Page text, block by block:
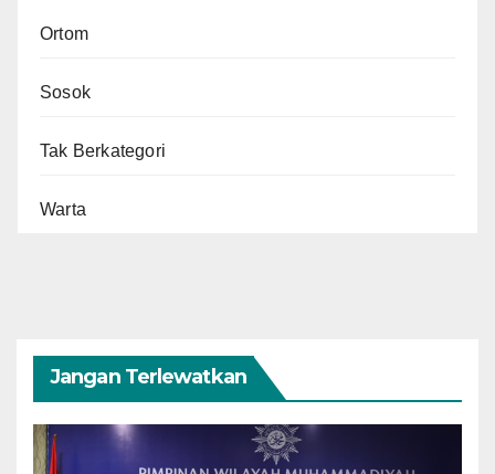
Ortom
Sosok
Tak Berkategori
Warta
Jangan Terlewatkan